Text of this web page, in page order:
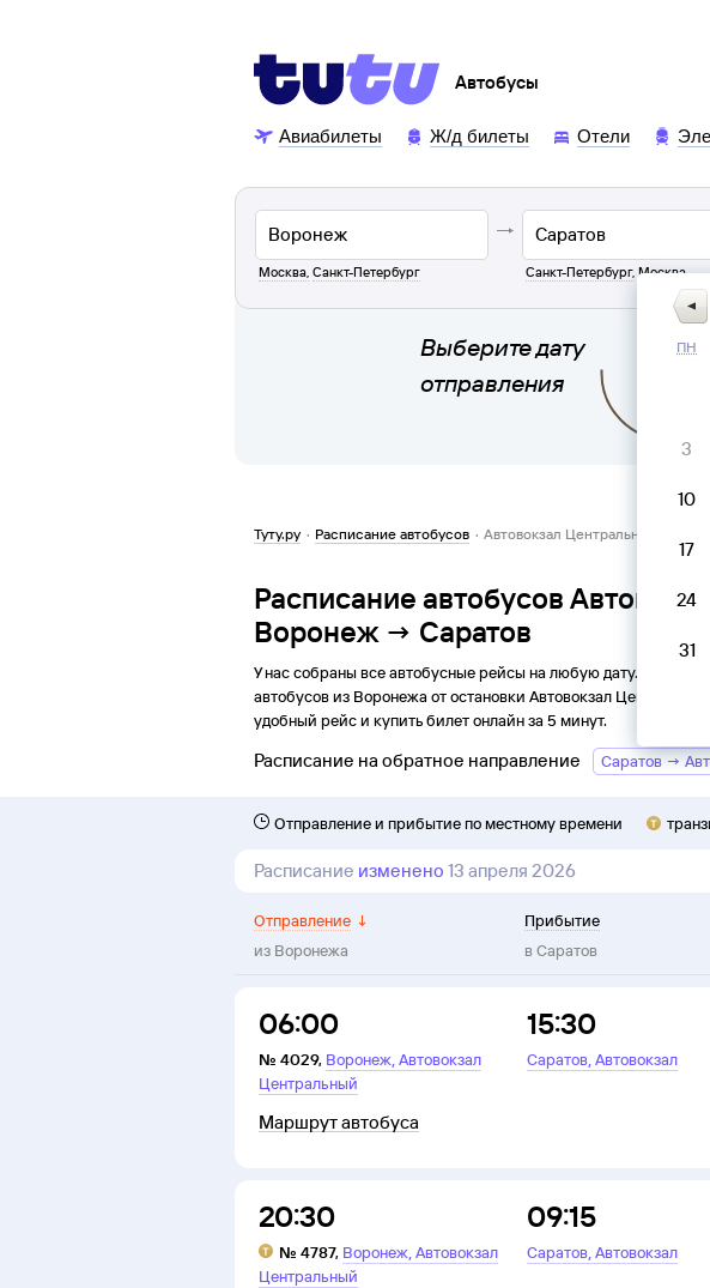
Автобусы
Авиабилеты Ж/д билеты Отели
Москва, Санкт-Петербург Санкт-Петербург, Москва
Выберите дату
отправления
Туту.ру · Расписание автобусов · Автовокзал Центральный
Расписание автобусов
Воронеж → Саратов
У нас собраны все автобусные рейсы на любую дату. Вы
автобусов из Воронежаотостановки Автовокзал Центральный
удобный рейс и купить билет онлайн за 5 минут.
Расписание на обратное направление Саратов →
Отправление и прибытие по местному времени
Расписание изменено 13 апреля 2026
Отправление ↓
из Воронежа
Прибытие
в Саратов
06:00
№ 4029, Воронеж,Автовокзал
Центральный
15:30
Саратов,Автовокзал
Маршрут автобуса
20:30
№ 4787, Воронеж,Автовокзал
Центральный
09:15
Саратов,Автовокзал
ПН
3
10
17
24
31